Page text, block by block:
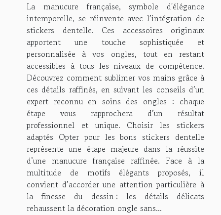
La manucure française, symbole d'élégance
intemporelle, se réinvente avec l’intégration de
stickers dentelle. Ces accessoires originaux
apportent une touche sophistiquée et
personnalisée à vos ongles, tout en restant
accessibles à tous les niveaux de compétence.
Découvrez comment sublimer vos mains grâce à
ces détails raffinés, en suivant les conseils d’un
expert reconnu en soins des ongles : chaque
étape vous rapprochera d’un résultat
professionnel et unique. Choisir les stickers
adaptés Opter pour les bons stickers dentelle
représente une étape majeure dans la réussite
d’une manucure française raffinée. Face à la
multitude de motifs élégants proposés, il
convient d’accorder une attention particulière à
la finesse du dessin : les détails délicats
rehaussent la décoration ongle sans...